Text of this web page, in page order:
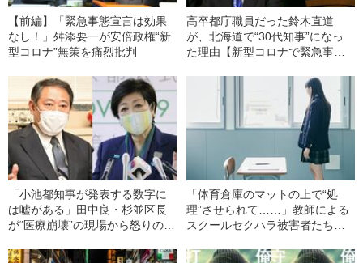
【前編】「緊急事態宣言は効果
なし！」舛添要一が安倍政権“新
型コロナ”無策を痛烈批判
高卒都庁職員だった鈴木直道
が、北海道で“30代知事”になっ
た理由【新型コロナで緊急事態
「小池都知事が発表する数字に
は嘘がある」田中良・杉並区長
が“医療崩壊”の現場から怒りの告
「体育倉庫のマットの上で“処
理”させられて……」教師による
スクールセクハラ被害者たちが